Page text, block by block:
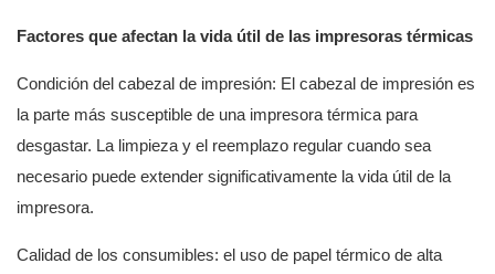
Factores que afectan la vida útil de las impresoras térmicas
Condición del cabezal de impresión: El cabezal de impresión es
la parte más susceptible de una impresora térmica para
desgastar. La limpieza y el reemplazo regular cuando sea
necesario puede extender significativamente la vida útil de la
impresora.
Calidad de los consumibles: el uso de papel térmico de alta